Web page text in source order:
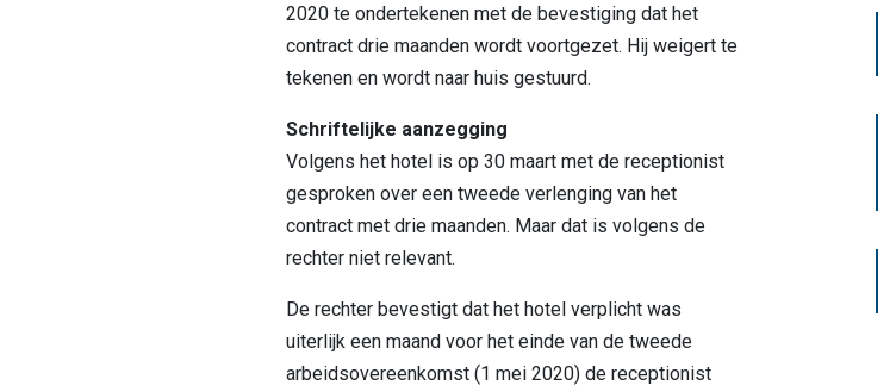
2020 te ondertekenen met de bevestiging dat het
contract drie maanden wordt voortgezet. Hij weigert te
tekenen en wordt naar huis gestuurd.
Schriftelijke aanzegging
Volgens het hotel is op 30 maart met de receptionist
gesproken over een tweede verlenging van het
contract met drie maanden. Maar dat is volgens de
rechter niet relevant.
De rechter bevestigt dat het hotel verplicht was
uiterlijk een maand voor het einde van de tweede
arbeidsovereenkomst (1 mei 2020) de receptionist